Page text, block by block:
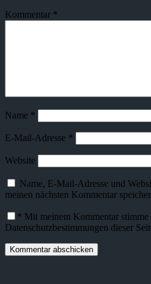
Kommentar *
Name *
E-Mail-Adresse *
Website
Name, E-Mail-Adresse und
meinen nächsten Kommentar
* Mit meinem Kommentar stimme
Datenschutzbestimmungen dieser